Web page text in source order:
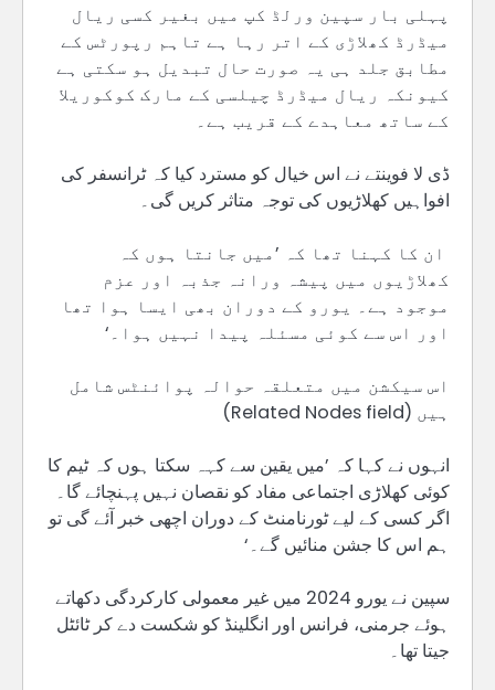
پہلی بار سپین ورلڈ کپ میں بغیر کسی ریال
میڈرڈ کھلاڑی کے اتر رہا ہے تاہم رپورٹس کے
مطابق جلد ہی یہ صورت حال تبدیل ہو سکتی ہے
کیونکہ ریال میڈرڈ چیلسی کے مارک کوکوریلا
کے ساتھ معاہدے کے قریب ہے۔
ڈی لا فوینتے نے اس خیال کو مسترد کیا کہ ٹرانسفر کی
افواہیں کھلاڑیوں کی توجہ متاثر کریں گی۔
ان کا کہنا تھا کہ ’میں جانتا ہوں کہ
کھلاڑیوں میں پیشہ ورانہ جذبہ اور عزم
موجود ہے۔ یورو کے دوران بھی ایسا ہوا تھا
اور اس سے کوئی مسئلہ پیدا نہیں ہوا۔‘
اس سیکشن میں متعلقہ حوالہ پوائنٹس شامل
ہیں (Related Nodes field)
انہوں نے کہا کہ ’میں یقین سے کہہ سکتا ہوں کہ ٹیم کا
کوئی کھلاڑی اجتماعی مفاد کو نقصان نہیں پہنچائے گا۔
اگر کسی کے لیے ٹورنامنٹ کے دوران اچھی خبر آئے گی تو
ہم اس کا جشن منائیں گے۔‘
سپین نے یورو 2024 میں غیر معمولی کارکردگی دکھاتے
ہوئے جرمنی، فرانس اور انگلینڈ کو شکست دے کر ٹائٹل
جیتا تھا۔